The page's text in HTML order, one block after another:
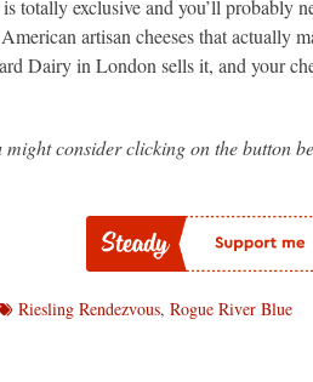
exclusive and you’ll probably
artisan cheeses that actually
Dairy in London sells it, and your
consider clicking on the button
Riesling Rendezvous, Rogue River Blue